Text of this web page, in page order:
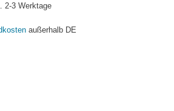
2-3 Werktage
außerhalb DE